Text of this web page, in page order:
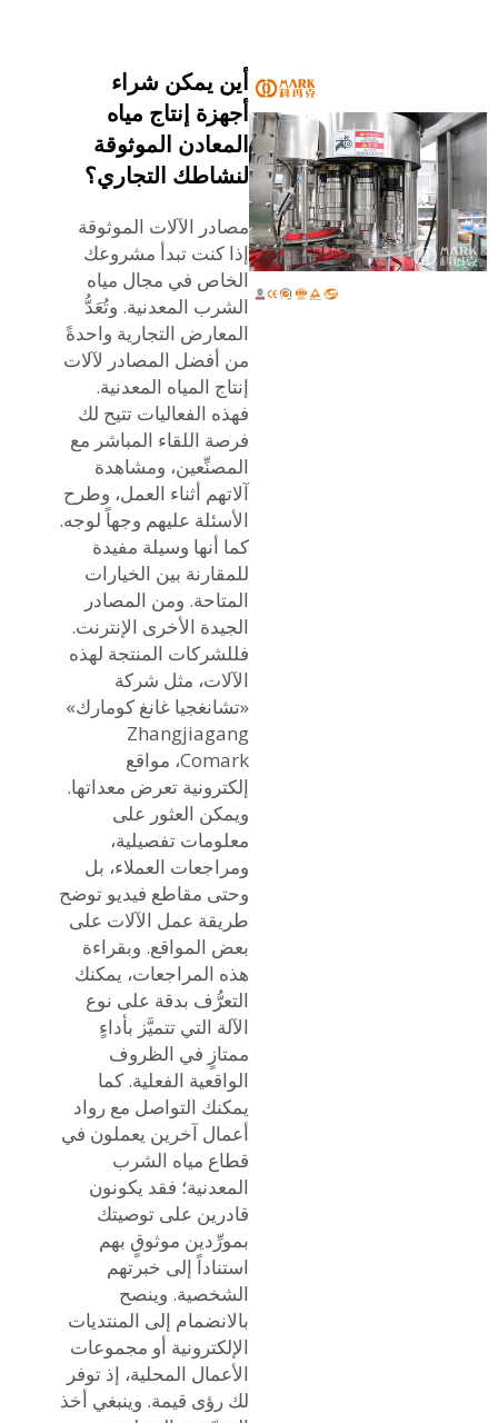
أين يمكن شراء
أجهزة إنتاج مياه
المعادن الموثوقة
لنشاطك التجاري؟
مصادر الآلات الموثوقة
إذا كنت تبدأ مشروعك
الخاص في مجال مياه
الشرب المعدنية. وتُعَدُّ
المعارض التجارية واحدةً
من أفضل المصادر لآلات
إنتاج المياه المعدنية.
فهذه الفعاليات تتيح لك
فرصة اللقاء المباشر مع
المصنِّعين، ومشاهدة
آلاتهم أثناء العمل، وطرح
الأسئلة عليهم وجهاً لوجه.
كما أنها وسيلة مفيدة
للمقارنة بين الخيارات
المتاحة. ومن المصادر
الجيدة الأخرى الإنترنت.
فللشركات المنتجة لهذه
الآلات، مثل شركة
«تشانغجيا غانغ كومارك»
Zhangjiagang
Comark، مواقع
إلكترونية تعرض معداتها.
ويمكن العثور على
معلومات تفصيلية،
ومراجعات العملاء، بل
وحتى مقاطع فيديو توضح
طريقة عمل الآلات على
بعض المواقع. وبقراءة
هذه المراجعات، يمكنك
التعرُّف بدقة على نوع
الآلة التي تتميَّز بأداءٍ
ممتازٍ في الظروف
الواقعية الفعلية. كما
يمكنك التواصل مع رواد
أعمال آخرين يعملون في
قطاع مياه الشرب
المعدنية؛ فقد يكونون
قادرين على توصيتك
بمورِّدين موثوقٍ بهم
استناداً إلى خبرتهم
الشخصية. وينصح
بالانضمام إلى المنتديات
الإلكترونية أو مجموعات
الأعمال المحلية، إذ توفر
لك رؤى قيمة. وينبغي أخذ